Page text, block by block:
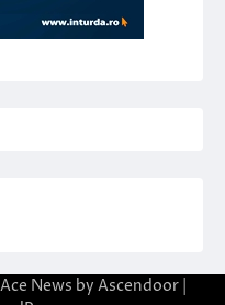
| Ace News by Ascendoor